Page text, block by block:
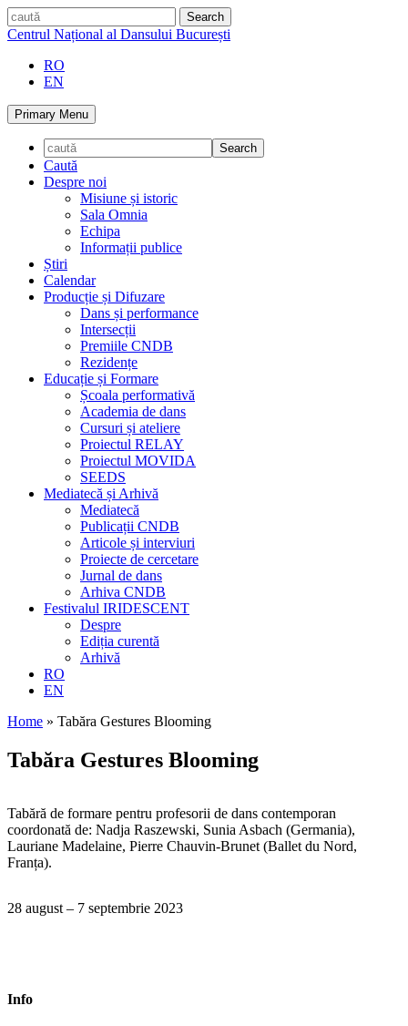
Skip
to
caută
Centrul Național al Dansului București
RO
EN
Primary Menu
Caută
Despre noi
Misiune și istoric
Sala Omnia
Echipa
Informații publice
Știri
Calendar
Producție și Difuzare
Dans și performance
Intersecții
Premiile CNDB
Rezidențe
Educație și Formare
Școala performativă
Academia de dans
Cursuri și ateliere
Proiectul RELAY
Proiectul MOVIDA
SEEDS
Mediatecă și Arhivă
Mediatecă
Publicații CNDB
Articole și interviuri
Proiecte de cercetare
Jurnal de dans
Arhiva CNDB
Festivalul IRIDESCENT
Despre
Ediția curentă
Arhivă
RO
EN
Home » Tabăra Gestures Blooming
Tabăra Gestures Blooming
Tabără de formare pentru profesorii de dans contemporan
coordonată de: Nadja Raszewski, Sunia Asbach (Germania),
Lauriane Madelaine, Pierre Chauvin-Brunet (Ballet du Nord,
Franța).
28 august – 7 septembrie 2023
Info